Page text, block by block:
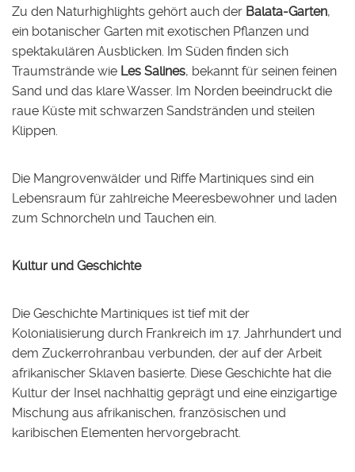
Zu den Naturhighlights gehört auch der Balata-Garten,
ein botanischer Garten mit exotischen Pflanzen und
spektakulären Ausblicken. Im Süden finden sich
Traumstrände wie Les Salines, bekannt für seinen feinen
Sand und das klare Wasser. Im Norden beeindruckt die
raue Küste mit schwarzen Sandstränden und steilen
Klippen.
Die Mangrovenwälder und Riffe Martiniques sind ein
Lebensraum für zahlreiche Meeresbewohner und laden
zum Schnorcheln und Tauchen ein.
Kultur und Geschichte
Die Geschichte Martiniques ist tief mit der
Kolonialisierung durch Frankreich im 17. Jahrhundert und
dem Zuckerrohranbau verbunden, der auf der Arbeit
afrikanischer Sklaven basierte. Diese Geschichte hat die
Kultur der Insel nachhaltig geprägt und eine einzigartige
Mischung aus afrikanischen, französischen und
karibischen Elementen hervorgebracht.